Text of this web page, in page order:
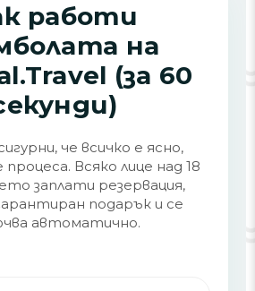
работи
на
(за 60
че всичко е ясно,
Всяко лице над 18
заплати резервация,
подарък и се
автоматично.